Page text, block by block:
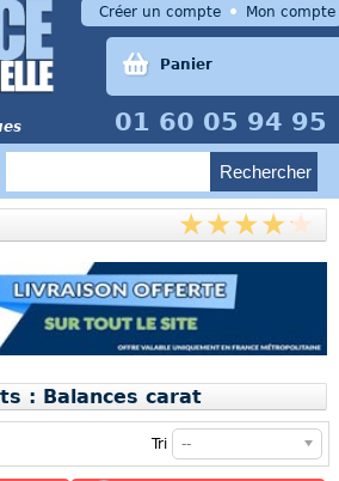
01 60 05 94 95
Panier
Créer un compte Mon compte
: Balances carat
Tri --